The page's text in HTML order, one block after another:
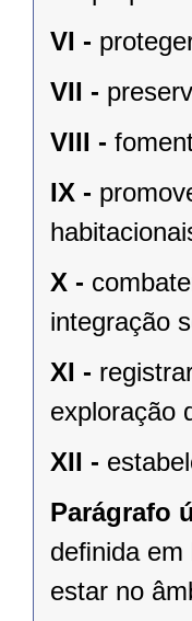
VI -
VII -
VIII -
IX -
X -
integração
XI -
exploração
XII -
Parágrafo
deﬁnida
estar no